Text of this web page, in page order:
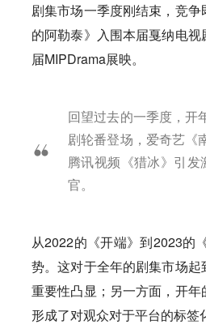
剧集市场一季度刚结束，竞
的阿勒泰》入围本届戛纳电
届MIPDrama展映。
回望过去的一季度，开
剧轮番登场，爱奇艺《
腾讯视频《猎冰》引
官。
从2022的《开端》到2023的
势。这对于全年的剧集市场
重要性凸显；另一方面，开
形成了对观众对于平台的标签